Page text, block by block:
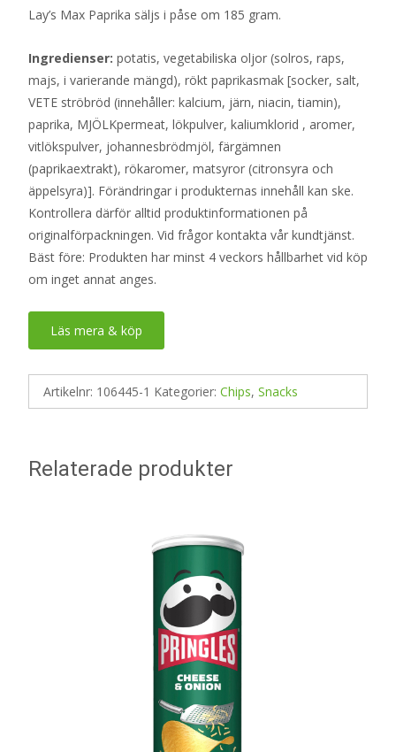
Lay’s Max Paprika säljs i påse om 185 gram.
Ingredienser: potatis, vegetabiliska oljor (solros, raps,
majs, i varierande mängd), rökt paprikasmak [socker, salt,
VETE ströbröd (innehåller: kalcium, järn, niacin, tiamin),
paprika, MJÖLKpermeat, lökpulver, kaliumklorid , aromer,
vitlökspulver, johannesbrödmjöl, färgämnen
(paprikaextrakt), rökaromer, matsyror (citronsyra och
äppelsyra)]. Förändringar i produkternas innehåll kan ske.
Kontrollera därför alltid produktinformationen på
originalförpackningen. Vid frågor kontakta vår kundtjänst.
Bäst före: Produkten har minst 4 veckors hållbarhet vid köp
om inget annat anges.
Läs mera & köp
Artikelnr: 106445-1 Kategorier: Chips, Snacks
Relaterade produkter